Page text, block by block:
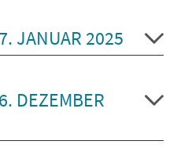
JANUAR 2025
DEZEMBER